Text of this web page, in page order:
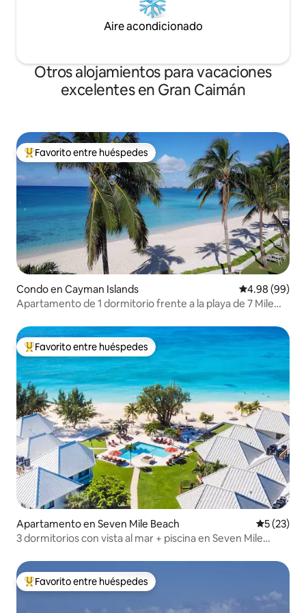
Aire acondicionado
Otros alojamientos para vacaciones
excelentes en Gran Caimán
Favorito entre huéspedes preferido
Favorito entre huéspedes
Condo en Cayman Islands Calificación
4.98 (99)
Apartamento de 1 dormitorio frente a la playa de 7 Mile
Favorito entre huéspedes preferido
Favorito entre huéspedes
Apartamento en Seven Mile Beach
5 (23)
3 dormitorios con vista al mar + piscina en Seven Mile
Favorito entre huéspedes preferido
Favorito entre huéspedes